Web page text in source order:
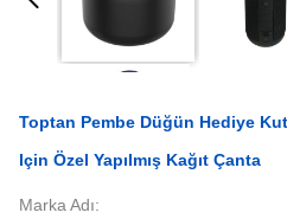
Toptan Pembe Düğün Hediye
Için Özel Yapılmış Kağıt Çanta
Marka Adı: